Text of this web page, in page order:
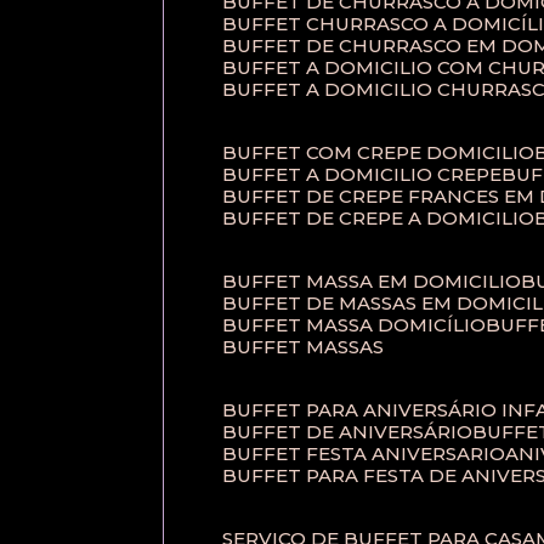
BUFFET CHURRASCO A
BUFFET DE CHURRASCO EM
BUFFET A DOMICILIO COM
BUFFET A DOMICILIO
BUFFET COM CREPE DOMICILIO
BUFFET A DOMICILIO CREPE
BUFFET DE CREPE FRANCES
BUFFET DE CREPE A DOMICILIO
BUFFET MASSA EM DOMICILIO
BUFFET DE MASSAS EM
BUFFET MASSA DOMICÍLIO
BUFFET MASSAS
BUFFET PARA ANIVERSÁRIO
BUFFET DE ANIVERSÁRIO
BUFFET FESTA ANIVERSARIO
BUFFET PARA FESTA DE
SERVIÇO DE BUFFET PARA